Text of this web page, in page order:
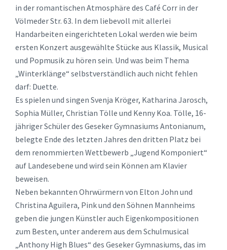
in der romantischen Atmosphäre des Café Corr in der
Völmeder Str. 63. In dem liebevoll mit allerlei
Handarbeiten eingerichteten Lokal werden wie beim
ersten Konzert ausgewählte Stücke aus Klassik, Musical
und Popmusik zu hören sein. Und was beim Thema
„Winterklänge“ selbstverständlich auch nicht fehlen
darf: Duette.
Es spielen und singen Svenja Kröger, Katharina Jarosch,
Sophia Müller, Christian Tölle und Kenny Koa. Tölle, 16-
jähriger Schüler des Geseker Gymnasiums Antonianum,
belegte Ende des letzten Jahres den dritten Platz bei
dem renommierten Wettbewerb „Jugend Komponiert“
auf Landesebene und wird sein Können am Klavier
beweisen.
Neben bekannten Ohrwürmern von Elton John und
Christina Aguilera, Pink und den Söhnen Mannheims
geben die jungen Künstler auch Eigenkompositionen
zum Besten, unter anderem aus dem Schulmusical
„Anthony High Blues“ des Geseker Gymnasiums, das im